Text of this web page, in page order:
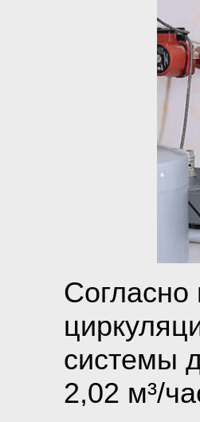
системы
2,02 м³/